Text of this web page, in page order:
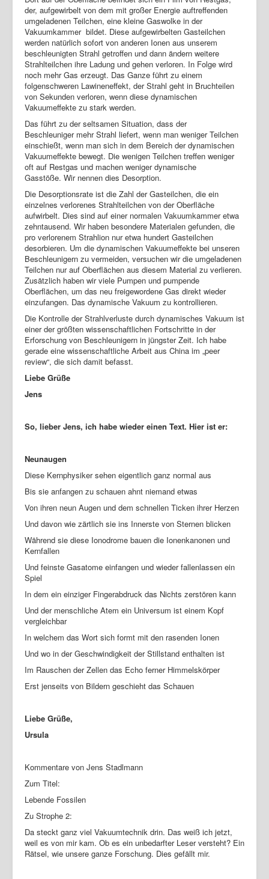
der, aufgewirbelt von dem mit großer Energie auftreffenden
umgeladenen Teilchen, eine kleine Gaswolke in der
Vakuumkammer bildet. Diese aufgewirbelten Gasteilchen
werden natürlich sofort von anderen Ionen aus unserem
beschleunigten Strahl getroffen und dann ändern weitere
Strahlteilchen ihre Ladung und gehen verloren. In Folge wird
noch mehr Gas erzeugt. Das Ganze führt zu einem
folgenschweren Lawineneffekt, der Strahl geht in Bruchteilen
von Sekunden verloren, wenn diese dynamischen
Vakuumeffekte zu stark werden.
Das führt zu der seltsamen Situation, dass der
Beschleuniger mehr Strahl liefert, wenn man weniger Teilchen
einschießt, wenn man sich in dem Bereich der dynamischen
Vakuumeffekte bewegt. Die wenigen Teilchen treffen weniger
oft auf Restgas und machen weniger dynamische
Gasstöße. Wir nennen dies Desorption.
Die Desorptionsrate ist die Zahl der Gasteilchen, die ein
einzelnes verlorenes Strahlteilchen von der Oberfläche
aufwirbelt. Dies sind auf einer normalen Vakuumkammer etwa
zehntausend. Wir haben besondere Materialen gefunden, die
pro verlorenem Strahlion nur etwa hundert Gasteilchen
desorbieren. Um die dynamischen Vakuumeffekte bei unseren
Beschleunigern zu vermeiden, versuchen wir die umgeladenen
Teilchen nur auf Oberflächen aus diesem Material zu verlieren.
Zusätzlich haben wir viele Pumpen und pumpende
Oberflächen, um das neu freigewordene Gas direkt wieder
einzufangen. Das dynamische Vakuum zu kontrollieren.
Die Kontrolle der Strahlverluste durch dynamisches Vakuum ist
einer der größten wissenschaftlichen Fortschritte in der
Erforschung von Beschleunigern in jüngster Zeit. Ich habe
gerade eine wissenschaftliche Arbeit aus China im „peer
review“, die sich damit befasst.
Liebe Grüße
Jens
So, lieber Jens, ich habe wieder einen Text. Hier ist er:
Neunaugen
Diese Kernphysiker sehen eigentlich ganz normal aus
Bis sie anfangen zu schauen ahnt niemand etwas
Von ihren neun Augen und dem schnellen Ticken ihrer Herzen
Und davon wie zärtlich sie ins Innerste von Sternen blicken
Während sie diese Ionodrome bauen die Ionenkanonen und
Kernfallen
Und feinste Gasatome einfangen und wieder fallenlassen ein
Spiel
In dem ein einziger Fingerabdruck das Nichts zerstören kann
Und der menschliche Atem ein Universum ist einem Kopf
vergleichbar
In welchem das Wort sich formt mit den rasenden Ionen
Und wo in der Geschwindigkeit der Stillstand enthalten ist
Im Rauschen der Zellen das Echo ferner Himmelskörper
Erst jenseits von Bildern geschieht das Schauen
Liebe Grüße,
Ursula
Kommentare von Jens Stadlmann
Zum Titel:
Lebende Fossilen
Zu Strophe 2:
Da steckt ganz viel Vakuumtechnik drin. Das weiß ich jetzt,
weil es von mir kam. Ob es ein unbedarfter Leser versteht? Ein
Rätsel, wie unsere ganze Forschung. Dies gefällt mir.